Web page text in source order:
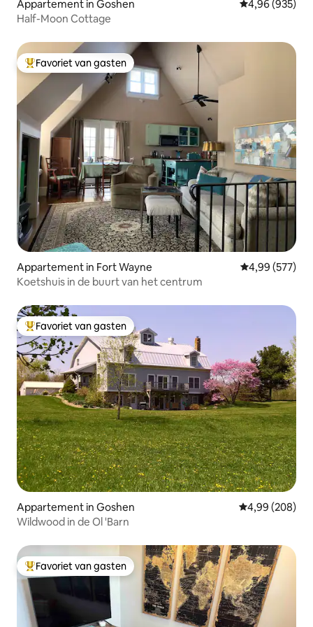
Appartement in Goshen Gemiddelde
4,96 (935)
Half-Moon Cottage
Topfavoriet van gasten
Favoriet van gasten
Appartement in Fort Wayne Gemiddelde
4,99 (577)
Koetshuis in de buurt van het centrum
Topfavoriet van gasten
Favoriet van gasten
Appartement in Goshen Gemiddelde
4,99 (208)
Wildwood in de Ol 'Barn
Topfavoriet van gasten
Favoriet van gasten